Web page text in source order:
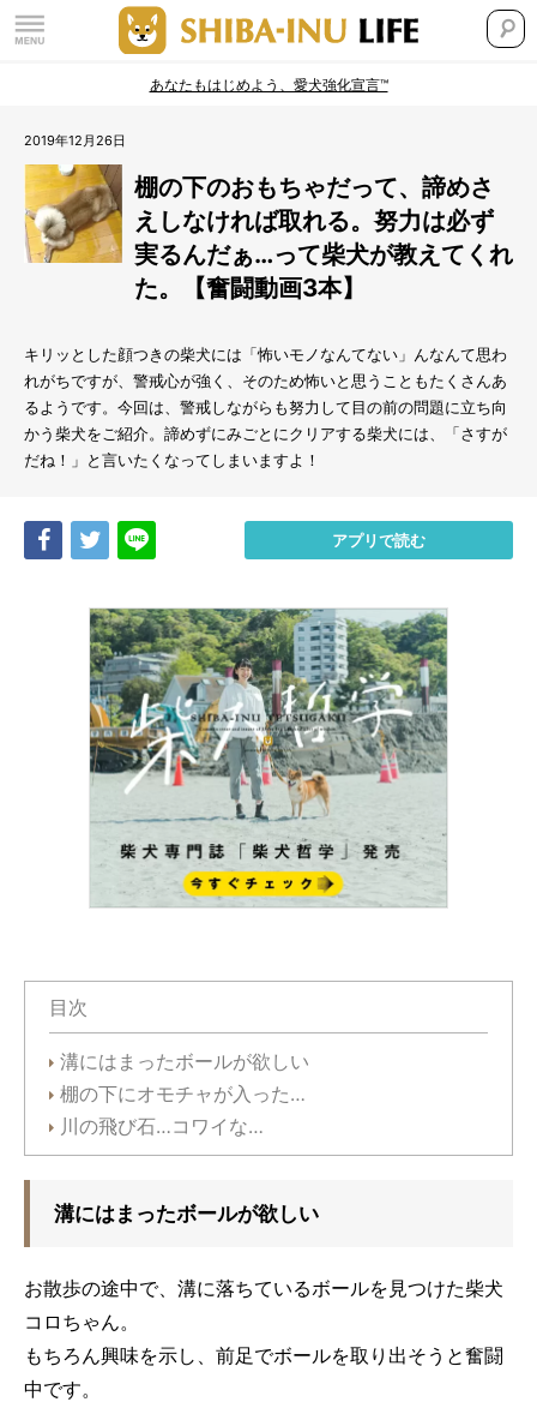
あなたもはじめよう、愛犬強化宣言™
2019年12月26日
棚の下のおもちゃだって、諦めさ
えしなければ取れる。努力は必ず
実るんだぁ…って柴犬が教えてくれ
た。【奮闘動画3本】
キリッとした顔つきの柴犬には「怖いモノなんてない」んなんて思わ
れがちですが、警戒心が強く、そのため怖いと思うこともたくさんあ
るようです。今回は、警戒しながらも努力して目の前の問題に立ち向
かう柴犬をご紹介。諦めずにみごとにクリアする柴犬には、「さすが
だね！」と言いたくなってしまいますよ！
Share Tweet アプリで読む
目次
溝にはまったボールが欲しい
棚の下にオモチャが入った…
川の飛び石…コワイな…
溝にはまったボールが欲しい
お散歩の途中で、溝に落ちているボールを見つけた柴犬
コロちゃん。
もちろん興味を示し、前足でボールを取り出そうと奮闘
中です。